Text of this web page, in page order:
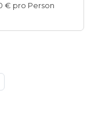
€ pro Person